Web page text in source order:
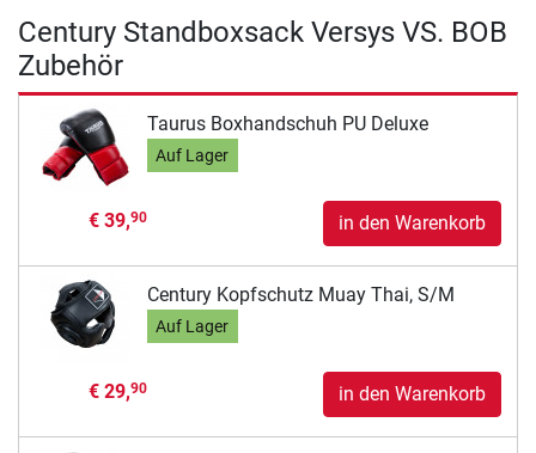
Century Standboxsack Versys VS. BOB
Zubehör
Taurus Boxhandschuh PU Deluxe
Auf Lager
€ 39,90 in den Warenkorb
Century Kopfschutz Muay Thai, S/M
Auf Lager
€ 29,90 in den Warenkorb